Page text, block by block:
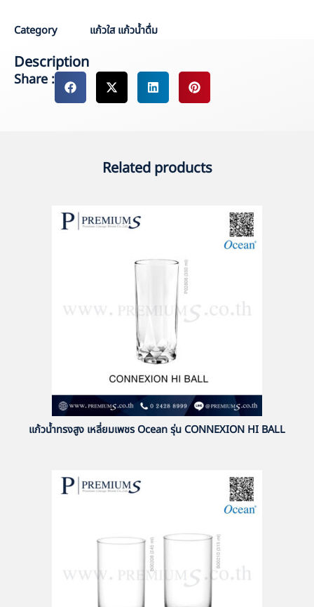
Category แก้วใส แก้วน้ำดื่ม
Description
Share :
Related products
แก้วน้ำทรงสูง เหลี่ยมเพชร Ocean รุ่น CONNEXION HI BALL